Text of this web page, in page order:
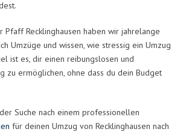
Pfaff Recklinghausen haben wir jahrelange
Umzüge und wissen, wie stressig ein Umzug
ist es, dir einen reibungslosen und
zu ermöglichen, ohne dass du dein Budget
Suche nach einem professionellen
für deinen Umzug von Recklinghausen nach